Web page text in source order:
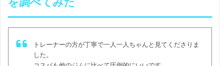
トレーナーの方が丁寧で一人一人ちゃんと見てくださりま
した。